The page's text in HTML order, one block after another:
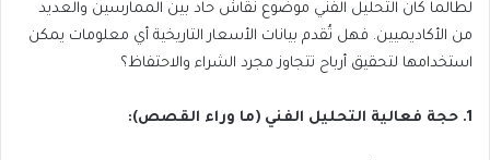
لطالما كان التحليل الفني موضوع نقاش حاد بين الممارسين والعديد
من الأكاديميين. فهل تُقدم بيانات الأسعار التاريخية أي معلومات يمكن
استخدامها لتحقيق أرباح تتجاوز مجرد الشراء والاحتفاظ؟
1. حجة فعالية التحليل الفني (ما وراء القصص):